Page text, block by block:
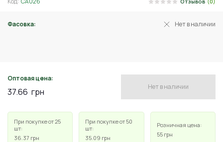
Фасовка: Нет в наличии
Оптовая цена:
37.66 грн Нет в наличии
При покупке от 25
шт:
36.37 грн
При покупке от 50
шт:
35.09 грн
Розничная цена:
55 грн